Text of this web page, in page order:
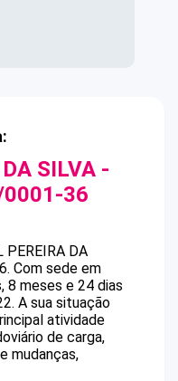
SILVA -
36
PEREIRA DA
. Com sede em
8 meses e 24 dias
A sua situação
atividade
de carga,
mudanças,